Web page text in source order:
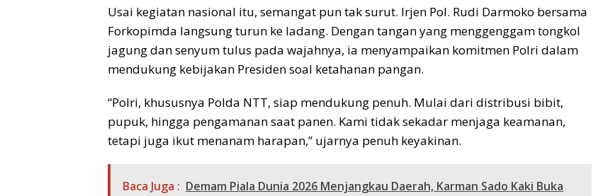
Usai kegiatan nasional itu, semangat pun tak surut. Irjen Pol. Rudi Darmoko bersama
Forkopimda langsung turun ke ladang. Dengan tangan yang menggenggam tongkol
jagung dan senyum tulus pada wajahnya, ia menyampaikan komitmen Polri dalam
mendukung kebijakan Presiden soal ketahanan pangan.
“Polri, khususnya Polda NTT, siap mendukung penuh. Mulai dari distribusi bibit,
pupuk, hingga pengamanan saat panen. Kami tidak sekadar menjaga keamanan,
tetapi juga ikut menanam harapan,” ujarnya penuh keyakinan.
Baca Juga : Demam Piala Dunia 2026 Menjangkau Daerah, Karman Sado Kaki Buka